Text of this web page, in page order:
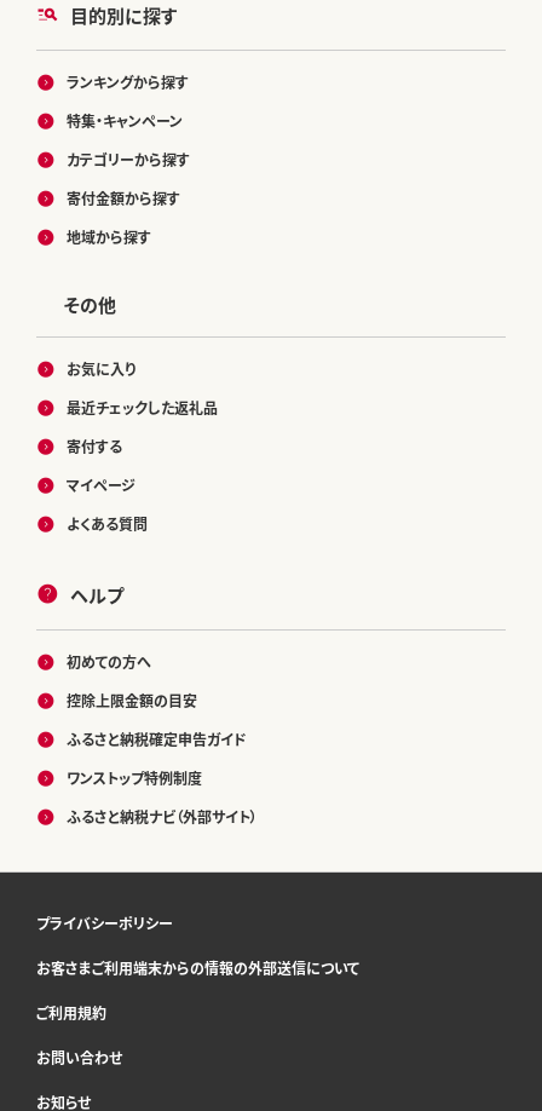
目的別に探す
ランキングから探す
特集・キャンペーン
カテゴリーから探す
寄付金額から探す
地域から探す
その他
お気に入り
最近チェックした返礼品
寄付する
マイページ
よくある質問
ヘルプ
初めての方へ
控除上限金額の目安
ふるさと納税確定申告ガイド
ワンストップ特例制度
ふるさと納税ナビ（外部サイト）
プライバシーポリシー
お客さまご利用端末からの情報の外部送信について
ご利用規約
お問い合わせ
お知らせ